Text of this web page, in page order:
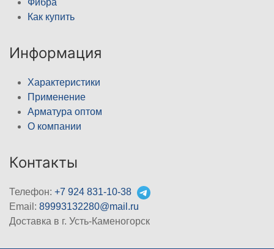
Фибра
Как купить
Информация
Характеристики
Применение
Арматура оптом
О компании
Контакты
Телефон: +7 924 831-10-38
Email: 89993132280@mail.ru
Доставка в г. Усть-Каменогорск